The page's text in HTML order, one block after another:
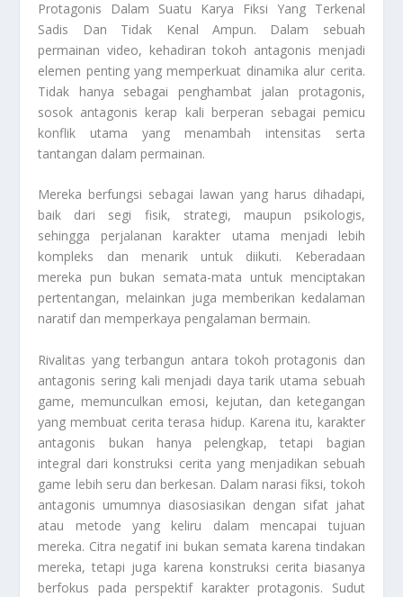
Protagonis Dalam Suatu Karya Fiksi Yang Terkenal
Sadis Dan Tidak Kenal Ampun. Dalam sebuah
permainan video, kehadiran tokoh antagonis menjadi
elemen penting yang memperkuat dinamika alur cerita.
Tidak hanya sebagai penghambat jalan protagonis,
sosok antagonis kerap kali berperan sebagai pemicu
konflik utama yang menambah intensitas serta
tantangan dalam permainan.
Mereka berfungsi sebagai lawan yang harus dihadapi,
baik dari segi fisik, strategi, maupun psikologis,
sehingga perjalanan karakter utama menjadi lebih
kompleks dan menarik untuk diikuti. Keberadaan
mereka pun bukan semata-mata untuk menciptakan
pertentangan, melainkan juga memberikan kedalaman
naratif dan memperkaya pengalaman bermain.
Rivalitas yang terbangun antara tokoh protagonis dan
antagonis sering kali menjadi daya tarik utama sebuah
game, memunculkan emosi, kejutan, dan ketegangan
yang membuat cerita terasa hidup. Karena itu, karakter
antagonis bukan hanya pelengkap, tetapi bagian
integral dari konstruksi cerita yang menjadikan sebuah
game lebih seru dan berkesan. Dalam narasi fiksi, tokoh
antagonis umumnya diasosiasikan dengan sifat jahat
atau metode yang keliru dalam mencapai tujuan
mereka. Citra negatif ini bukan semata karena tindakan
mereka, tetapi juga karena konstruksi cerita biasanya
berfokus pada perspektif karakter protagonis. Sudut